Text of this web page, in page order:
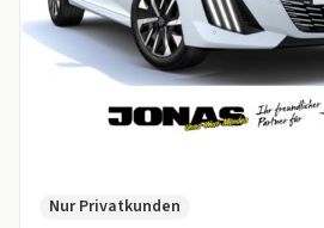
Nur Privatkunden